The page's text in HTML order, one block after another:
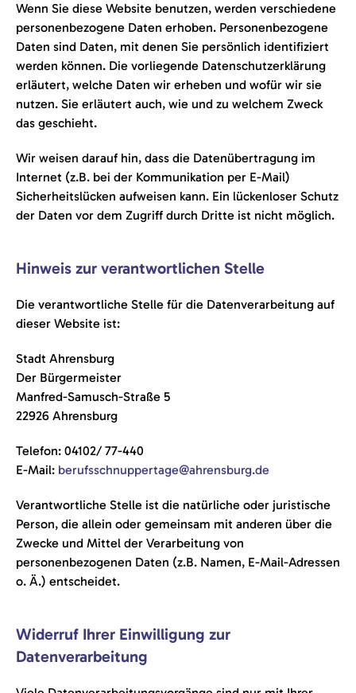
Wenn Sie diese Website benutzen, werden verschiedene
personenbezogene Daten erhoben. Personenbezogene
Daten sind Daten, mit denen Sie persönlich identifiziert
werden können. Die vorliegende Datenschutzerklärung
erläutert, welche Daten wir erheben und wofür wir sie
nutzen. Sie erläutert auch, wie und zu welchem Zweck
das geschieht.
Wir weisen darauf hin, dass die Datenübertragung im
Internet (z.B. bei der Kommunikation per E-Mail)
Sicherheitslücken aufweisen kann. Ein lückenloser Schutz
der Daten vor dem Zugriff durch Dritte ist nicht möglich.
Hinweis zur verantwortlichen Stelle
Die verantwortliche Stelle für die Datenverarbeitung auf
dieser Website ist:
Stadt Ahrensburg
Der Bürgermeister
Manfred-Samusch-Straße 5
22926 Ahrensburg
Telefon: 04102/ 77-440
E-Mail: berufsschnuppertage@ahrensburg.de
Verantwortliche Stelle ist die natürliche oder juristische
Person, die allein oder gemeinsam mit anderen über die
Zwecke und Mittel der Verarbeitung von
personenbezogenen Daten (z.B. Namen, E-Mail-Adressen
o. Ä.) entscheidet.
Widerruf Ihrer Einwilligung zur
Datenverarbeitung